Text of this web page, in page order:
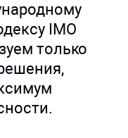
IMO
только